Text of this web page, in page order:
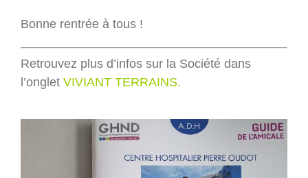
Bonne rentrée à tous !
Retrouvez plus d’infos sur la Société dans
l’onglet VIVIANT TERRAINS.